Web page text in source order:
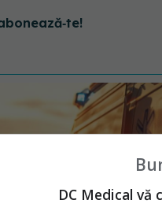
DC Medical vă